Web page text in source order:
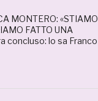
MONTERO: «STIAMO
FATTO UNA
concluso: lo sa Franco